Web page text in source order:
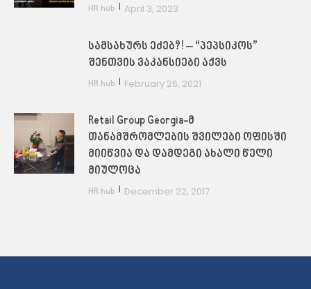
HR hub | April 3, 2023
სამსახურს ეძებ?! – “პეპსიკოს”
შენთვის ვაკანსიები აქვს
HR hub | February 26, 2021
Retail Group Georgia-მ
თანამშრომლების შვილები ოფისში
მიიწვია და დამდეგი ახალი წელი
მიულოცა
HR hub | December 22, 2017